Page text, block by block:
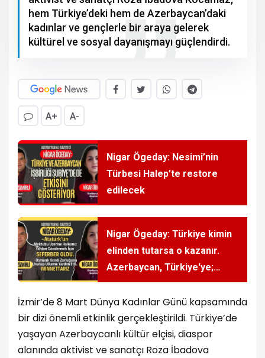
hem Türkiye’deki hem de Azerbaycan’daki
kadınlar ve gençlerle bir araya gelerek
kültürel ve sosyal dayanışmayı güçlendirdi.
A+ A-
Nigar Ögeday: Nesimi’nin
Türbesi Halep’te restore
edilecek
Nigar Ögeday: Türkiye kimin
elinden tutarsa o kazanır.
Azerbaycan, Türkiye'ye;
Türkiye, Azerbaycan'a
lazımdır.
İzmir’de 8 Mart Dünya Kadınlar Günü kapsamında
bir dizi önemli etkinlik gerçekleştirildi. Türkiye’de
yaşayan Azerbaycanlı kültür elçisi, diaspor
alanında aktivist ve sanatçı Roza İbadova